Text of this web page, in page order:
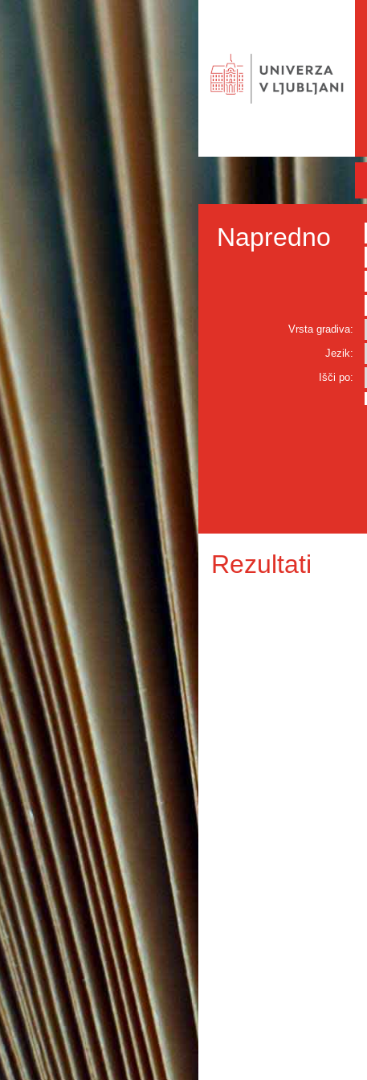
Napredno
Vrsta gradiva:
Jezik:
Išči po:
Rezultati